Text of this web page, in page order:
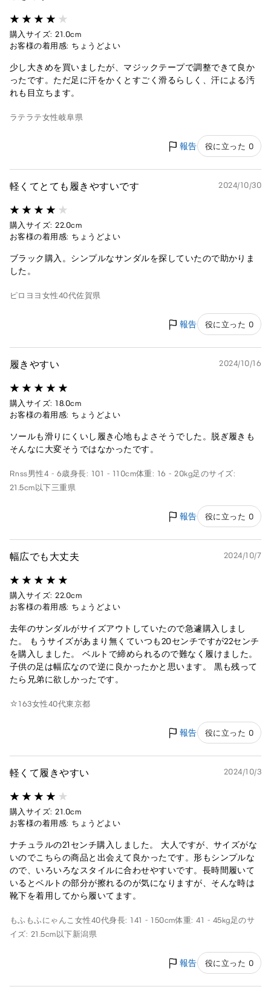
購入サイズ: 21.0cm
お客様の着用感: ちょうどよい
少し大きめを買いましたが、マジックテープで調整できて良か
ったです。ただ足に汗をかくとすごく滑るらしく、汗による汚
れも目立ちます。
ラテラテ女性岐阜県
報告 役に立った 0
軽くてとても履きやすいです 2024/10/30
購入サイズ: 22.0cm
お客様の着用感: ちょうどよい
ブラック購入。シンプルなサンダルを探していたので助かりま
した。
ピロヨヨ 女性40代佐賀県
報告 役に立った 0
履きやすい 2024/10/16
購入サイズ: 18.0cm
お客様の着用感: ちょうどよい
ソールも滑りにくいし履き心地もよさそうでした。脱ぎ履きも
そんなに大変そうではなかったです。
Rnss男性4 - 6歳身長: 101 - 110cm体重: 16 - 20kg足のサイズ:
21.5cm以下三重県
報告 役に立った 0
幅広でも大丈夫 2024/10/7
購入サイズ: 22.0cm
お客様の着用感: ちょうどよい
去年のサンダルがサイズアウトしていたので急遽購入しまし
た。 もうサイズがあまり無くていつも20センチですが22センチ
を購入しました。 ベルトで締められるので難なく履けました。
子供の足は幅広なので逆に良かったかと思います。 黒も残って
たら兄弟に欲しかったです。
☆163女性40代東京都
報告 役に立った 0
軽くて履きやすい 2024/10/3
購入サイズ: 21.0cm
お客様の着用感: ちょうどよい
ナチュラルの21センチ購入しました。 大人ですが、サイズがな
いのでこちらの商品と出会えて良かったです。形もシンプルな
ので、いろいろなスタイルに合わせやすいです。長時間履いて
いるとベルトの部分が擦れるのが気になりますが、そんな時は
靴下を着用してから履いてます。
もふもふにゃんこ 女性40代身長: 141 - 150cm体重: 41 - 45kg足のサ
イズ: 21.5cm以下新潟県
報告 役に立った 0